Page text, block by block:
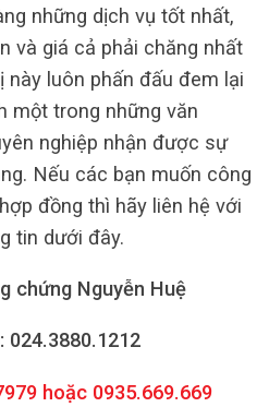
những dịch vụ tốt nhất,
và giá cả phải chăng nhất
này luôn phấn đấu đem lại
một trong những văn
nghiệp nhận được sự
Nếu các bạn muốn công
đồng thì hãy liên hệ với
tin dưới đây.
chứng Nguyễn Huệ
024.3880.1212
hoặc 0935.669.669